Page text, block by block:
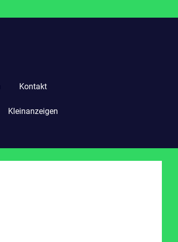
Kontakt
Kleinanzeigen